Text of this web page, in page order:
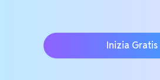
Inizia Gratis